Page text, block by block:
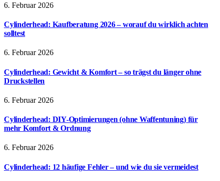
6. Februar 2026
Cylinderhead: Kaufberatung 2026 – worauf du wirklich achten
solltest
6. Februar 2026
Cylinderhead: Gewicht & Komfort – so trägst du länger ohne
Druckstellen
6. Februar 2026
Cylinderhead: DIY-Optimierungen (ohne Waffentuning) für
mehr Komfort & Ordnung
6. Februar 2026
Cylinderhead: 12 häufige Fehler – und wie du sie vermeidest